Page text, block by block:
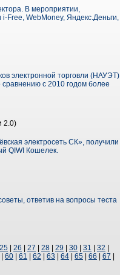
В мероприятии,
Free, WebMoney, Яндекс.Деньги,
электронной торговли (НАУЭТ)
с 2010 годом более
2.0)
электросеть СК», получили
QIWI Кошелек.
ответив на вопросы теста
25 26 27 28 29 30 31 32
60 61 62 63 64 65 66 67